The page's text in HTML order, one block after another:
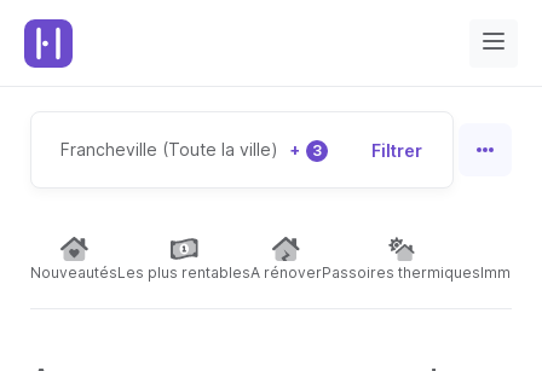
Francheville (Toute la ville) + 3 Filtrer
NouveautésLes plus rentablesA rénoverPassoires thermiques